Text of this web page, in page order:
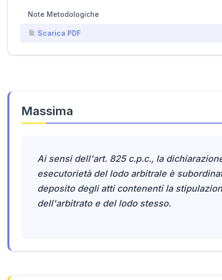
Massima
Ai sensi dell'art. 825 c.p.c., la
esecutorietà del lodo arbitrale è
deposito degli atti contenenti la
dell'arbitrato e del lodo stesso.
Note Metodologiche
Scarica PDF